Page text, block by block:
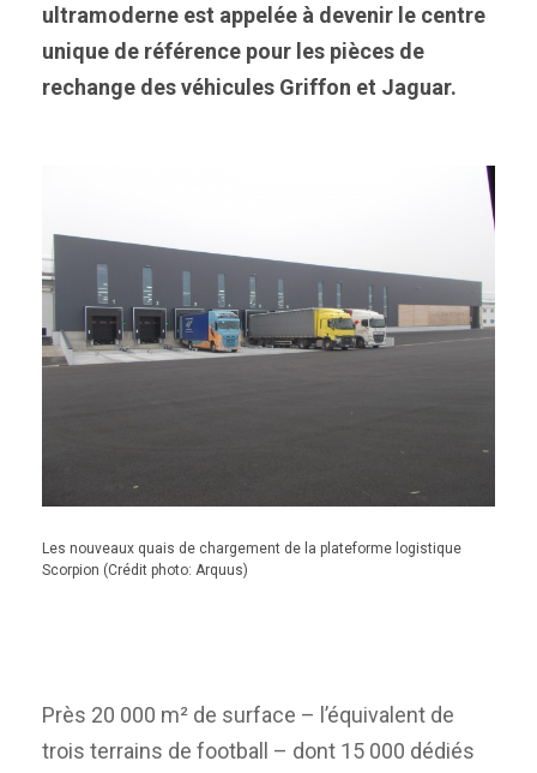
ultramoderne est appelée à devenir le centre
unique de référence pour les pièces de
rechange des véhicules Griffon et Jaguar.
Les nouveaux quais de chargement de la plateforme logistique
Scorpion (Crédit photo: Arquus)
Près 20 000 m² de surface – l’équivalent de
trois terrains de football – dont 15 000 dédiés